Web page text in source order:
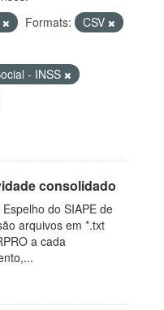
Formats:
CSV
- INSS
consolidado
do SIAPE de
arquivos em *.txt
a cada